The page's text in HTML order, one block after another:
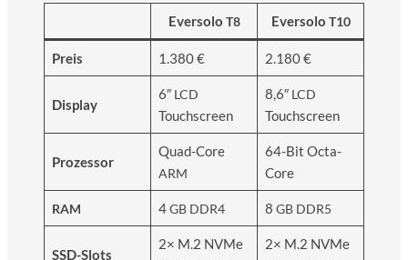
Ever­so­lo T8 Ever­so­lo T10
Preis 1.380 € 2.180 €
Dis­play
6″ LCD
Touchscreen
8,6″ LCD
Touchscreen
Pro­zes­sor
Quad-Core
ARM
64-Bit Octa-
Core
RAM 4GB DDR4 8 GB DDR5
SSD-Slots
2× M.2 NVMe
2× M.2 NVMe